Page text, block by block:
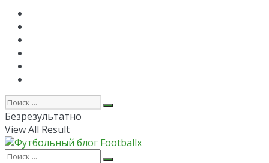
Безрезультатно
View All Result